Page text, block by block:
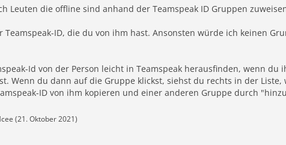
Leuten die offline sind anhand der Teamspeak ID Gruppen
ID, die du von ihm hast. Ansonsten würde ich keinen
Id von der Person leicht in Teamspeak herausfinden, wenn du
Wenn du dann auf die Gruppe klickst, siehst du rechts in der
ID von ihm kopieren und einer anderen Gruppe durch
(21. Oktober 2021)